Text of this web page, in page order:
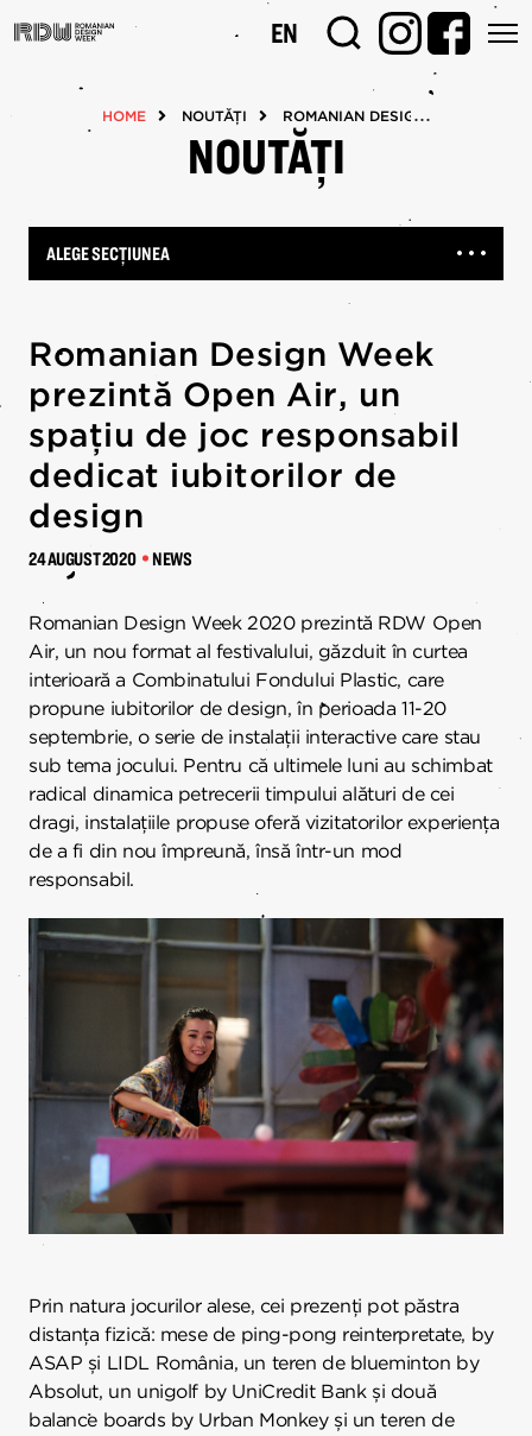
la
principal
EN
HOME NOUTĂȚI ROMANIAN DESIGN WEEK
NOUTĂȚI
ALEGE SECȚIUNEA
Romanian Design Week
prezintă Open Air, un
spațiu de joc responsabil
dedicat iubitorilor de
design
24 AUGUST 2020 NEWS
Romanian Design Week 2020 prezintă RDW Open
Air, un nou format al festivalului, găzduit în curtea
interioară a Combinatului Fondului Plastic, care
propune iubitorilor de design, în perioada 11-20
septembrie, o serie de instalații interactive care stau
sub tema jocului. Pentru că ultimele luni au schimbat
radical dinamica petrecerii timpului alături de cei
dragi, instalațiile propuse oferă vizitatorilor experiența
de a fi din nou împreună, însă într-un mod
responsabil.
Prin natura jocurilor alese, cei prezenți pot păstra
distanța fizică: mese de ping-pong reinterpretate, by
ASAP și LIDL România, un teren de blueminton by
Absolut, un unigolf by UniCredit Bank și două
balance boards by Urban Monkey și un teren de